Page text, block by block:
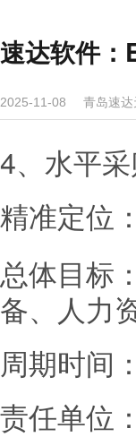
速达软件：
2025-11-08 青岛速
4、水平
精准定位：
总体目标
备、人力
周期时间
责任单位